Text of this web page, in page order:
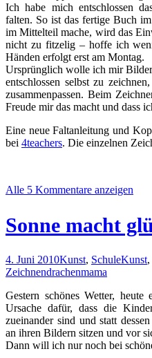
Ich habe mich entschlossen
falten. So ist das fertige Buch
im Mittelteil mache, wird das
nicht zu fitzelig – hoffe ich
Händen erfolgt erst am Montag.
Ursprünglich wolle ich mir Bilder
entschlossen selbst zu
zusammenpassen. Beim
Freude mir das macht und dass
Eine neue Faltanleitung und
bei 4teachers. Die einzelnen
Alle 5 Kommentare anzeigen
Sonne macht
4. Juni 2010Kunst, SchuleKunst,
Zeichnendrachenmama
Gestern schönes Wetter,
Ursache dafür, dass die
zueinander sind und statt
an ihren Bildern sitzen und vor
Dann will ich nur noch bei